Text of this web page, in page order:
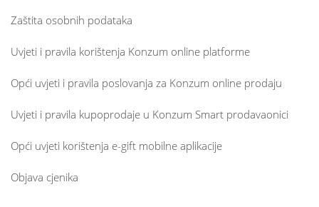
Zaštita osobnih podataka
Uvjeti i pravila korištenja Konzum online platforme
Opći uvjeti i pravila poslovanja za Konzum online prodaju
Uvjeti i pravila kupoprodaje u Konzum Smart prodavaonici
Opći uvjeti korištenja e-gift mobilne aplikacije
Objava cjenika